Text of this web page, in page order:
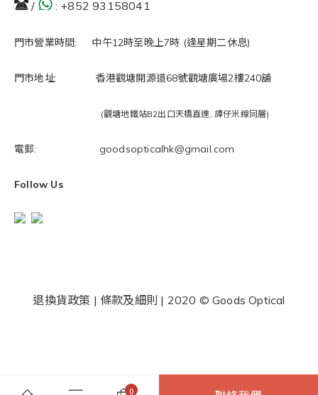
/ : +852 93158041
門市營業時間: 中午12時至晚上7時 (逢星期二休息)
門市地址: 香港觀塘開源道68號觀塘廣場2樓240舖
(觀塘地鐵站B2出口天橋直達, 譚仔米線同層)
電郵: goodsopticalhk@gmail.com
Follow Us
退換貨政策 | 條款及細則 | 2020 © Goods Optical